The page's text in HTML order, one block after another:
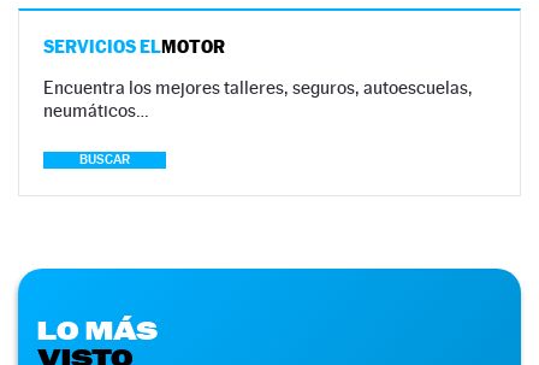
SERVICIOS ELMOTOR
Encuentra los mejores talleres, seguros, autoescuelas,
neumáticos…
BUSCAR
LO MÁS
VISTO